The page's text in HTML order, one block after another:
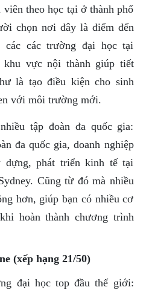
theo học tại ở thành phố
chọn nơi đây là điểm đến
các trường đại học tại
khu vực nội thành giúp tiết
là tạo điều kiện cho sinh
với môi trường mới.
tập đoàn đa quốc gia:
đa quốc gia, doanh nghiệp
phát triển kinh tế tại
Cũng từ đó mà nhiều
hơn, giúp bạn có nhiều cơ
hoàn thành chương trình
(xếp hạng 21/50)
đại học top đầu thế giới: